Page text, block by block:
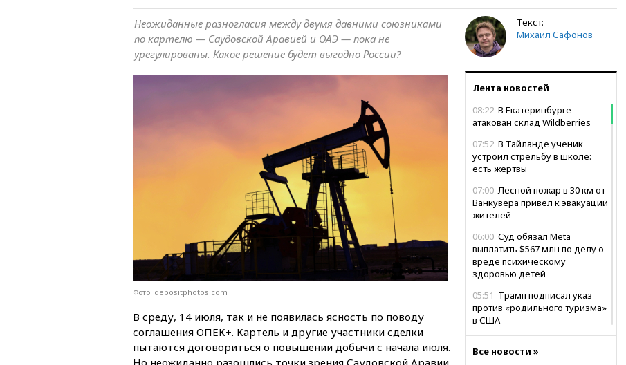
Текст:
Михаил Сафонов
Лента новостей
08:22 В Екатеринбурге
атакован склад Wildberries
07:52 В Тайланде ученик
устроил стрельбу в школе:
есть жертвы
07:00 Лесной пожар в 30 км от
Ванкувера привел к эвакуации
жителей
06:00 Суд обязал Meta
выплатить $567 млн по делу о
вреде психическому
здоровью детей
05:51 Трамп подписал указ
против «родильного туризма»
в США
рублей в пользу семьи
Все новости »
Неожиданные разногласия между двумя давними союзниками
по картелю — Саудовской Аравией и ОАЭ — пока не
урегулированы. Какое решение будет выгодно России?
Фото: depositphotos.com
В среду, 14 июля, так и не появилась ясность по поводу
соглашения ОПЕК+. Картель и другие участники сделки
пытаются договориться о повышении добычи с начала июля.
Но неожиданно разошлись точки зрения Саудовской Аравии